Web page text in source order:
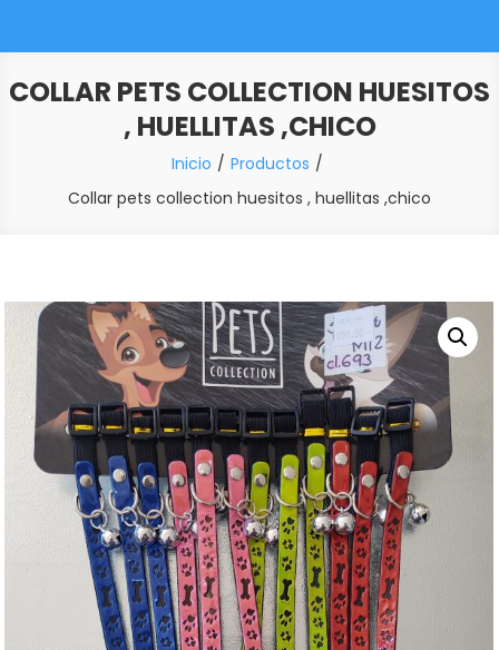
COLLAR PETS COLLECTION HUESITOS
, HUELLITAS ,CHICO
Inicio
Productos
Collar pets collection huesitos , huellitas ,chico